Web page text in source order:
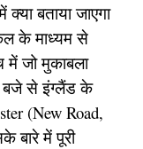
बताया जाएगा
के माध्यम से
में जो मुकाबला
बजे से इंग्लैंड के
(New Road,
बारे में पूरी